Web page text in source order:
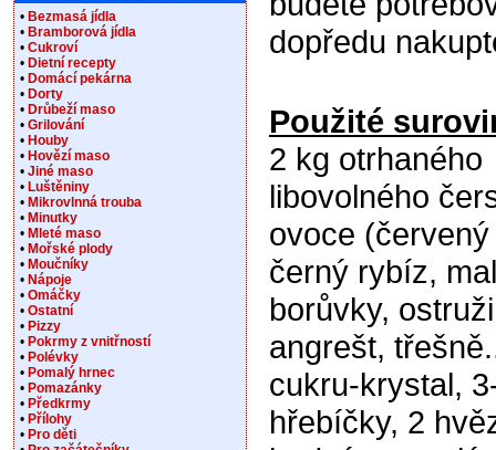
dopředu
Použité
2 kg otrhaného
libovolného
ovoce
černý rybíz,
borůvky,
angrešt,
cukru-krystal,
hřebíčky, 2
• Bezmasá jídla
• Bramborová jídla
• Cukroví
• Dietní recepty
• Domácí pekárna
• Dorty
• Drůbeží maso
• Grilování
• Houby
• Hovězí maso
• Jiné maso
• Luštěniny
• Mikrovlnná trouba
• Minutky
• Mleté maso
• Mořské plody
• Moučníky
• Nápoje
• Omáčky
• Ostatní
• Pizzy
• Pokrmy z vnitřností
• Polévky
• Pomalý hrnec
• Pomazánky
• Předkrmy
• Přílohy
• Pro děti